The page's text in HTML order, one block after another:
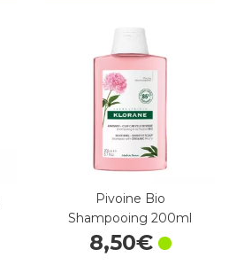
Pivoine Bio
Shampooing 200ml
8,50€